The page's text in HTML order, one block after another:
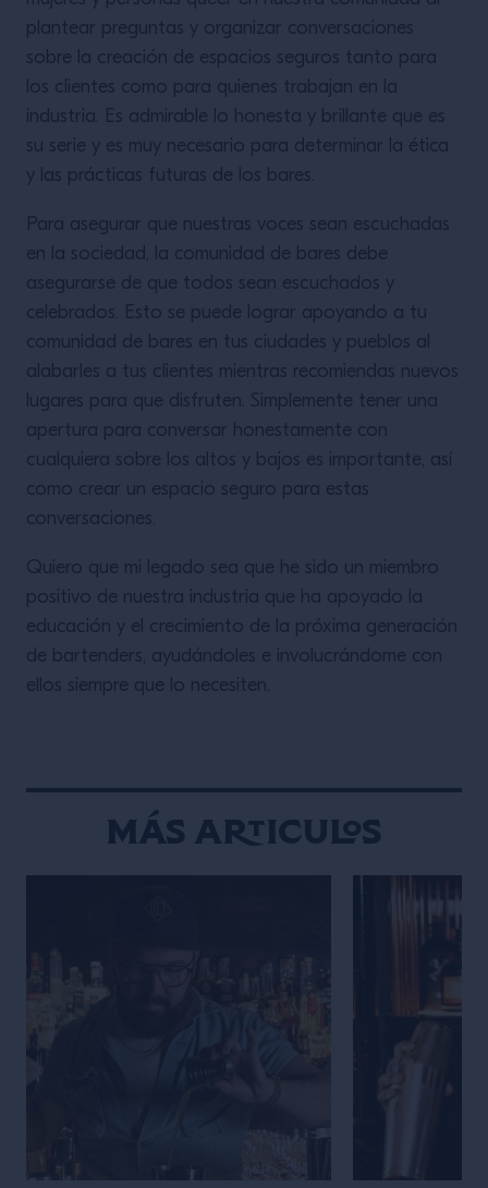
plantear preguntas y organizar conversaciones
sobre la creación de espacios seguros tanto para
los clientes como para quienes trabajan en la
industria. Es admirable lo honesta y brillante que es
su serie y es muy necesario para determinar la ética
y las prácticas futuras de los bares.
Para asegurar que nuestras voces sean escuchadas
en la sociedad, la comunidad de bares debe
asegurarse de que todos sean escuchados y
celebrados. Esto se puede lograr apoyando a tu
comunidad de bares en tus ciudades y pueblos al
alabarles a tus clientes mientras recomiendas nuevos
lugares para que disfruten. Simplemente tener una
apertura para conversar honestamente con
cualquiera sobre los altos y bajos es importante, así
como crear un espacio seguro para estas
conversaciones.
Quiero que mi legado sea que he sido un miembro
positivo de nuestra industria que ha apoyado la
educación y el crecimiento de la próxima generación
de bartenders, ayudándoles e involucrándome con
ellos siempre que lo necesiten.
Más articulos